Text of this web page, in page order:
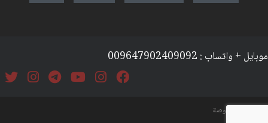
موبايل + واتساب : 009647902409092
السياسة والخصوصة